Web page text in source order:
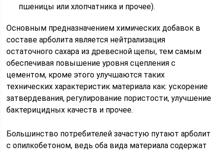
пшеницы или хлопчатника и прочее).
Основным предназначением химических добавок в
составе арболита является нейтрализация
остаточного сахара из древесной щепы, тем самым
обеспечивая повышение уровня сцепления с
цементом, кроме этого улучшаются таких
технических характеристик материала как: ускорение
затвердевания, регулирование пористости, улучшение
бактерицидных качеств и прочее.
Большинство потребителей зачастую путают арболит
с опилкобетоном, ведь оба вида материала содержат